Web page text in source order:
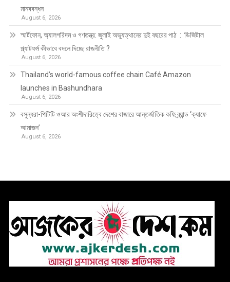
মানববন্ধন
August 6, 2026
স্মার্টফোন, অ্যালগরিদম ও গণতন্ত্র: জুলাই অভ্যুত্থানের দুই বছরের পাঠ : ডিজিটাল
প্ল্যাটফর্ম কীভাবে বদলে দিচ্ছে রাজনীতি ?
August 6, 2026
Thailand’s world-famous coffee chain Café Amazon
launches in Bashundhara
August 6, 2026
বসুন্ধরা-পিটিটি ওআর অংশীদারিত্বে দেশের বাজারে আন্তর্জাতিক কফি ব্র্যান্ড ‘ক্যাফে
আমাজন’
August 6, 2026